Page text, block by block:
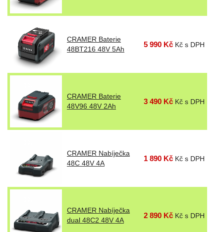
CRAMER Baterie
48BT216 48V 5Ah
5 990 Kč Kč s DPH
CRAMER Baterie
48V96 48V 2Ah
3 490 Kč Kč s DPH
CRAMER Nabíječka
48C 48V 4A
1 890 Kč Kč s DPH
CRAMER Nabíječka
dual 48C2 48V 4A
2 890 Kč Kč s DPH